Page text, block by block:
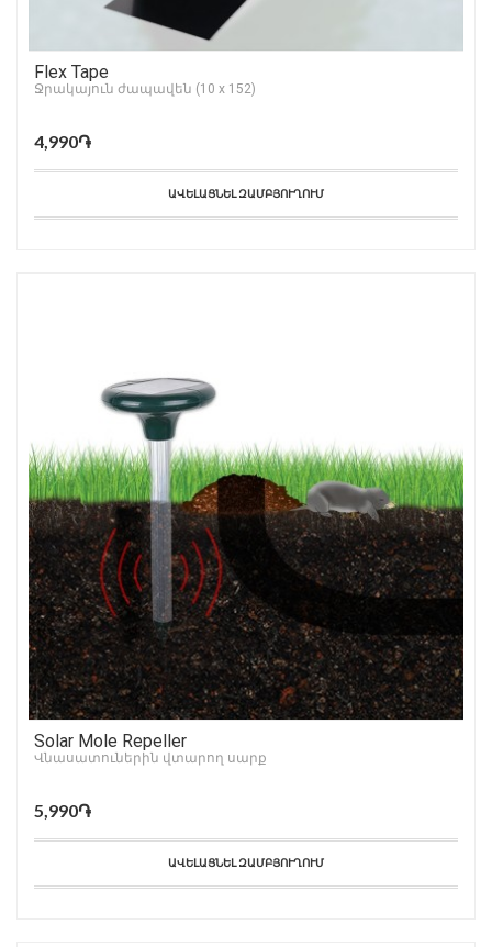
Flex Tape
Ջրակայուն ժապավեն (10 x 152)
4,990֏
ԱՎԵԼԱՑՆԵԼ ԶԱՄԲՅՈՒՂՈՒՄ
Solar Mole Repeller
Վնասատուներին վտարող սարք
5,990֏
ԱՎԵԼԱՑՆԵԼ ԶԱՄԲՅՈՒՂՈՒՄ